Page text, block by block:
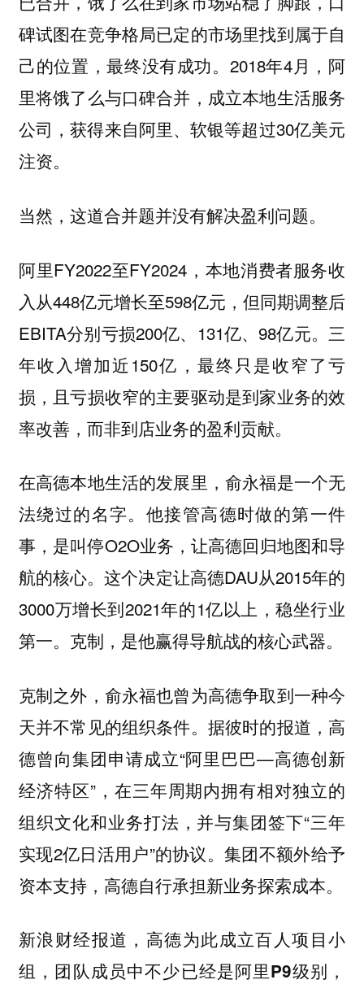
碑试图在竞争格局已定的市场里找到属于自
己的位置，最终没有成功。2018年4月，阿
里将饿了么与口碑合并，成立本地生活服务
公司，获得来自阿里、软银等超过30亿美元
注资。
当然，这道合并题并没有解决盈利问题。
阿里FY2022至FY2024，本地消费者服务收
入从448亿元增长至598亿元，但同期调整后
EBITA分别亏损200亿、131亿、98亿元。三
年收入增加近150亿，最终只是收窄了亏
损，且亏损收窄的主要驱动是到家业务的效
率改善，而非到店业务的盈利贡献。
在高德本地生活的发展里，俞永福是一个无
法绕过的名字。他接管高德时做的第一件
事，是叫停O2O业务，让高德回归地图和导
航的核心。这个决定让高德DAU从2015年的
3000万增长到2021年的1亿以上，稳坐行业
第一。克制，是他赢得导航战的核心武器。
克制之外，俞永福也曾为高德争取到一种今
天并不常见的组织条件。据彼时的报道，高
德曾向集团申请成立“阿里巴巴—高德创新
经济特区”，在三年周期内拥有相对独立的
组织文化和业务打法，并与集团签下“三年
实现2亿日活用户”的协议。集团不额外给予
资本支持，高德自行承担新业务探索成本。
新浪财经报道，高德为此成立百人项目小
组，团队成员中不少已经是阿里P9级别，